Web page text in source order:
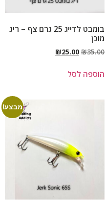
בומבט לדייג 25 גרם צף – ריג
מוכן
₪35.00
₪25.00
הוספה לסל
מבצע!